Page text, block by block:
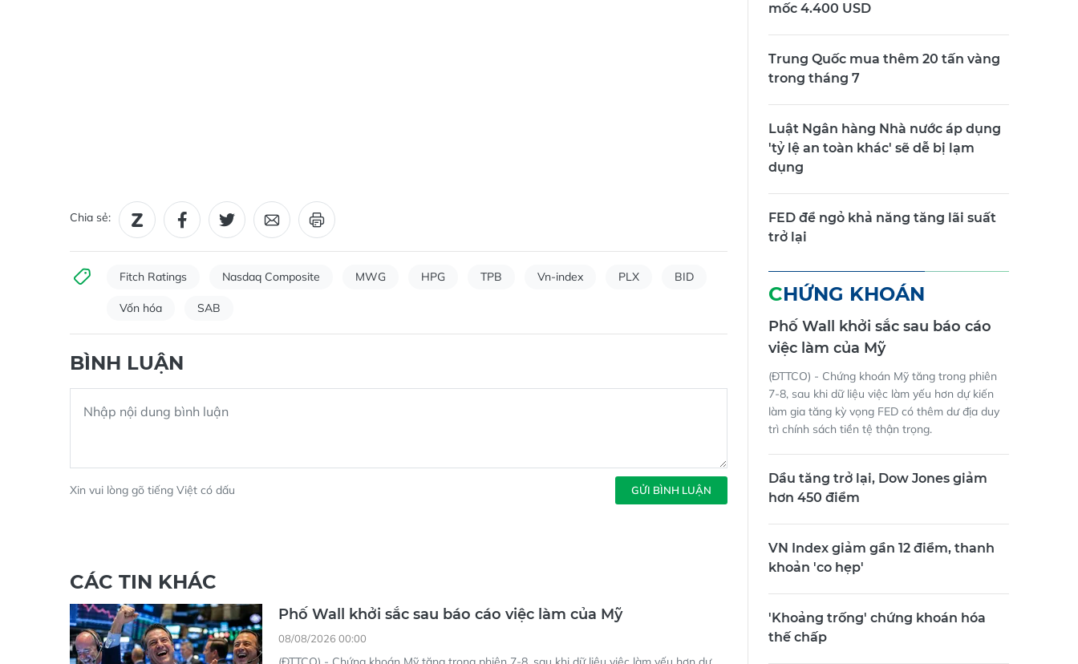
Chia sẻ:
Fitch Ratings Nasdaq Composite MWG HPG TPB Vn-index PLX BID
Vốn hóa SAB
BÌNH LUẬN
Xin vui lòng gõ tiếng Việt có dấu GỬI BÌNH LUẬN
CÁC TIN KHÁC
Phố Wall khởi sắc sau báo cáo việc làm của Mỹ
08/08/2026 00:00
mốc 4.400 USD
Trung Quốc mua thêm 20 tấn vàng
trong tháng 7
Luật Ngân hàng Nhà nước áp dụng
'tỷ lệ an toàn khác' sẽ dễ bị lạm
dụng
FED để ngỏ khả năng tăng lãi suất
trở lại
CHỨNG KHOÁN
Phố Wall khởi sắc sau báo cáo
việc làm của Mỹ
(ĐTTCO) - Chứng khoán Mỹ tăng trong phiên
7-8, sau khi dữ liệu việc làm yếu hơn dự kiến
làm gia tăng kỳ vọng FED có thêm dư địa duy
trì chính sách tiền tệ thận trọng.
Dầu tăng trở lại, Dow Jones giảm
hơn 450 điểm
VN Index giảm gần 12 điểm, thanh
khoản 'co hẹp'
'Khoảng trống' chứng khoán hóa
thế chấp